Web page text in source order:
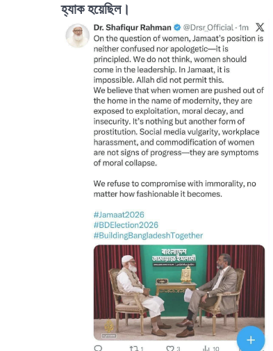
হ্যাক হয়েছিল।